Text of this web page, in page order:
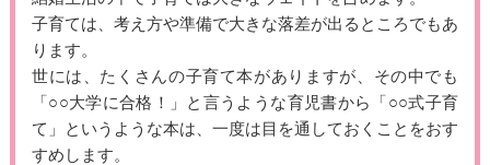
子育ては、考え方や準備で大きな落差が出るところでもあ
ります。
世には、たくさんの子育て本がありますが、その中でも
「○○大学に合格！」と言うような育児書から「○○式子育
て」というような本は、一度は目を通しておくことをおす
すめします。